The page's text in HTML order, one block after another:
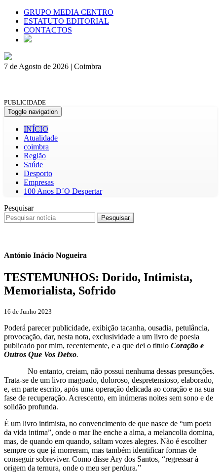
GRUPO MEDIA CENTRO
ESTATUTO EDITORIAL
CONTACTOS
7 de Agosto de 2026 | Coimbra
PUBLICIDADE
Toggle navigation
INÍCIO
Atualidade
coimbra
Região
Saúde
Desporto
Empresas
100 Anos D´O Despertar
Pesquisar
Pesquisar
António Inácio Nogueira
TESTEMUNHOS: Dorido, Intimista,
Memorialista, Sofrido
16 de Junho 2023
Poderá parecer publicidade, exibição tacanha, ousadia, petulância,
provocação, dar, nesta nota, exclusividade a um livro de poesia
publicado por mim, recentemente, e a que dei o titulo Coração e
Outros Que Vos Deixo.
No entanto, creiam, não possui nenhuma dessas presunções.
Trata-se de um livro magoado, doloroso, despretensioso, elaborado,
e, em parte escrito, após uma operação delicada ao coração e na sua
fase de recuperação. Acrescento, em inúmeras noites sem sono e de
solidão profunda.
É um livro intimista, no convencimento de que nasce de “um poeta
da vida intima”, onde o mar lhe enche a alma, a melancolia domina,
mas, de quando em quando, saltam vozes alegres. Não é escolher
sempre os que já morreram, mas também identificar formas de
conseguir sobreviver. Como disse Ary dos Santos, “regressar à
origem da ternura, onde o meu ser perdura.”